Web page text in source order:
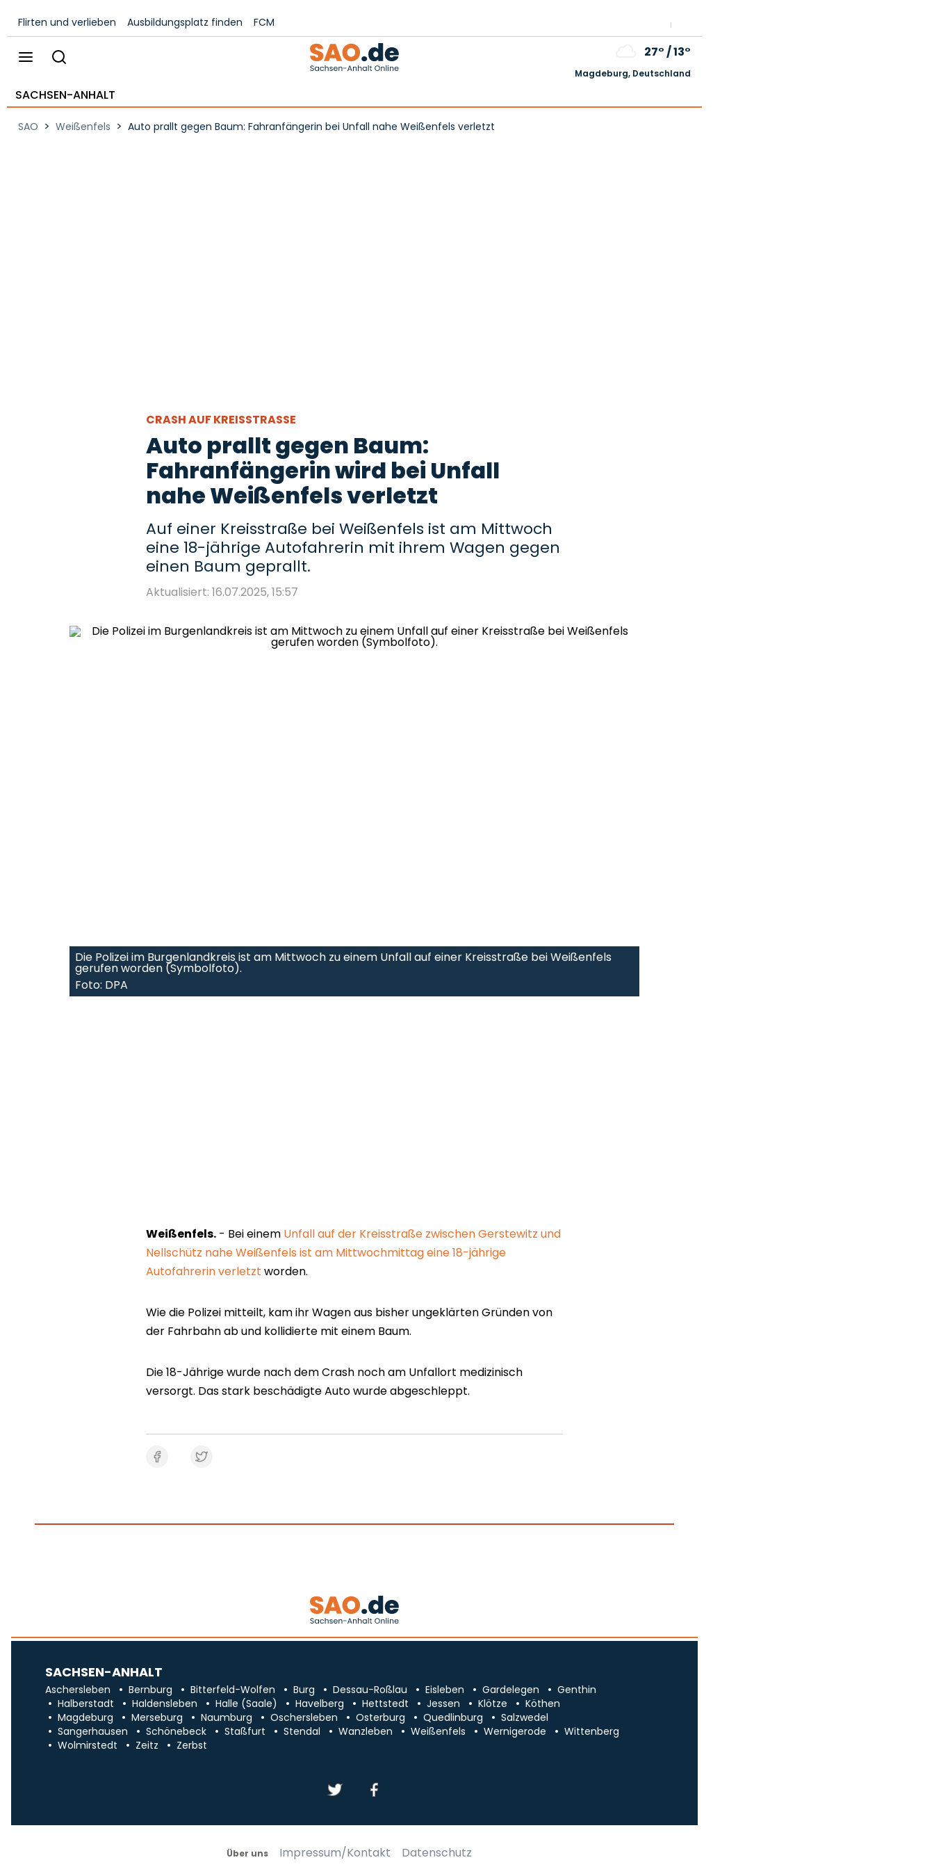
Flirten und verlieben Ausbildungsplatz finden FCM
27°/13°
Magdeburg, Deutschland
SACHSEN-ANHALT
SAO > Weißenfels > Auto prallt gegen Baum: Fahranfängerin bei Unfall nahe Weißenfels verletzt
CRASH AUF KREISSTRASSE
Auto prallt gegen Baum:
Fahranfängerin wird bei Unfall
nahe Weißenfels verletzt
Auf einer Kreisstraße bei Weißenfels ist am Mittwoch
eine 18-jährige Autofahrerin mit ihrem Wagen gegen
einen Baum geprallt.
Aktualisiert: 16.07.2025, 15:57
Die Polizei im Burgenlandkreis ist am Mittwoch zu einem Unfall auf einer Kreisstraße bei Weißenfels
gerufen worden (Symbolfoto).
Foto: DPA
Weißenfels. - Bei einem Unfall auf der Kreisstraße zwischen Gerstewitz und
Nellschütz nahe Weißenfels ist am Mittwochmittag eine 18-jährige
Autofahrerin verletzt worden.
Wie die Polizei mitteilt, kam ihr Wagen aus bisher ungeklärten Gründen von
der Fahrbahn ab und kollidierte mit einem Baum.
Die 18-Jährige wurde nach dem Crash noch am Unfallort medizinisch
versorgt. Das stark beschädigte Auto wurde abgeschleppt.
SACHSEN-ANHALT
Aschersleben Bernburg Bitterfeld-Wolfen Burg Dessau-Roßlau Eisleben Gardelegen
Genthin
Halberstadt
Haldensleben Halle (Saale) Havelberg Hettstedt Jessen Klötze
Köthen
Magdeburg
Merseburg Naumburg Oschersleben Osterburg Quedlinburg
Salzwedel
Sangerhausen
Schönebeck Staßfurt Stendal Wanzleben Weißenfels Wernigerode
Wittenberg
Wolmirstedt
Zeitz Zerbst
Über uns Impressum/Kontakt
Datenschutz